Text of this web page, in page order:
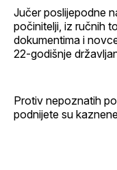
Jučer poslijepodne
počinitelji, iz ručnih
dokumentima i
22-godišnje
Protiv nepoznatih
podnijete su